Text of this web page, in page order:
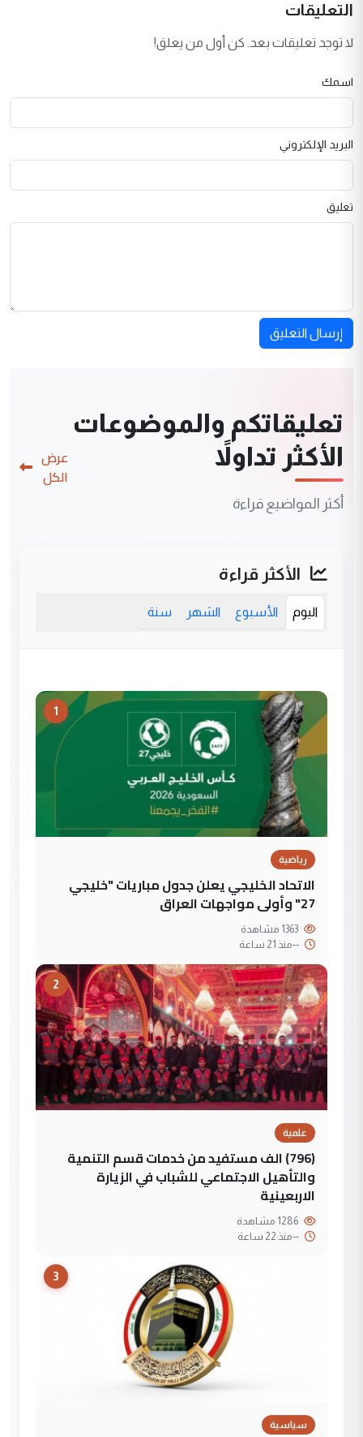
التعليقات
لا توجد تعليقات بعد. كن أول من يعلق!
اسمك
البريد الإلكتروني
تعليق
إرسال التعليق
تعليقاتكم والموضوعات
الأكثر تداولاً
أكثر المواضيع قراءة
عرض
الكل
الأكثر قراءة
اليوم الأسبوع الشهر سنة
1
رياضية
الاتحاد الخليجي يعلن جدول مباريات "خليجي
27" وأولى مواجهات العراق
--منذ 21 ساعة
2
علمية
(796) الف مستفيد من خدمات قسم التنمية
والتأهيل الاجتماعي للشباب في الزيارة
الاربعينية
--منذ 22 ساعة
3
سياسية